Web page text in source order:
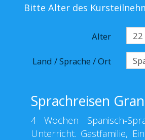
Bitte Alter des
Alter
Land / Sprache / Ort
Sprachreisen
4 Wochen Spanisch-
Unterricht. Gastfamilie,